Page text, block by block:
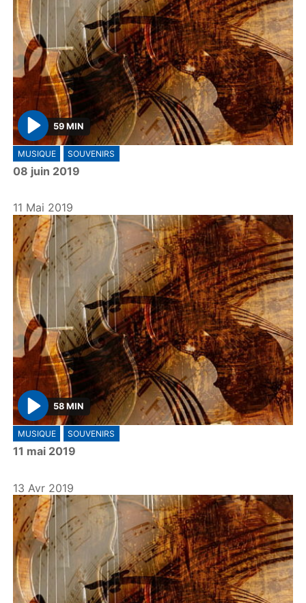
P
l
a
59 MIN
MUSIQUE SOUVENIRS
08 juin 2019
11 Mai 2019
P
l
a
58 MIN
MUSIQUE SOUVENIRS
11 mai 2019
13 Avr 2019